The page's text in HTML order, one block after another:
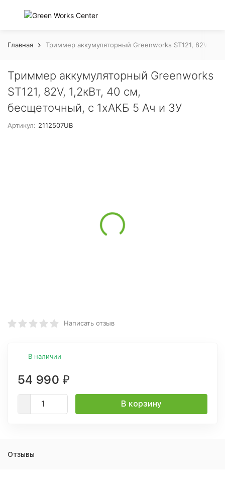
Главная Триммер аккумуляторный Greenworks ST121, 82V,
Триммер аккумуляторный Greenworks
ST121, 82V, 1,2кВт, 40 см,
бесщеточный, с 1хАКБ 5 Ач и ЗУ
Артикул: 2112507UB
Написать отзыв
В наличии
54 990 ₽
В корзину
Отзывы